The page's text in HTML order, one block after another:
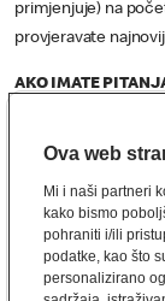
primjenjuje) na
provjeravate
AKO IMATE
Ukoliko nam se
odustankom od
ispravak i
ulaganje prigovora
upitom u odnosu
Globalna hrana d.o.o.
Ova web
Mi i naši partneri
kako bismo
pohraniti i/ili
podatke, kao što
personalizirano